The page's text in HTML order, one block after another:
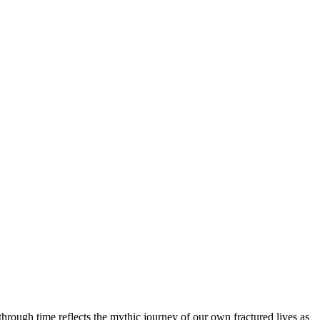
time reflects the mythic journey of our own fractured lives as